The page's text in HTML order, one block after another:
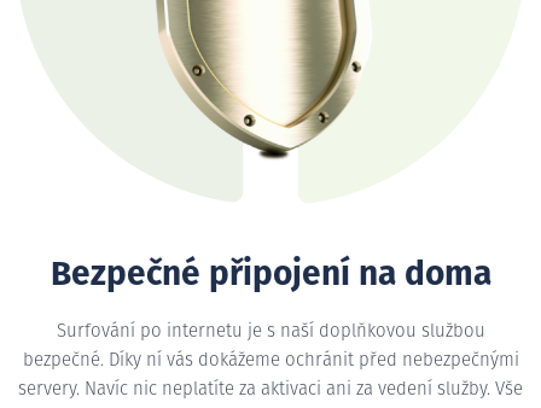
Bezpečné připojení na doma
Surfování po internetu je s naší doplňkovou službou
bezpečné. Díky ní vás dokážeme ochránit před nebezpečnými
servery. Navíc nic neplatíte za aktivaci ani za vedení služby. Vše